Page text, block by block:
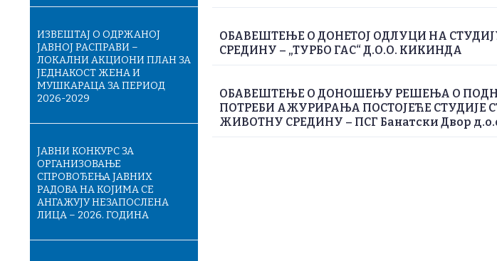
ИЗВЕШТАЈ О ОДРЖАНОЈ
ЈАВНОЈ РАСПРАВИ –
ЛОКАЛНИ АКЦИОНИ ПЛАН ЗА
ЈЕДНАКОСТ ЖЕНА И
МУШКАРАЦА ЗА ПЕРИОД
2026-2029
ЈАВНИ КОНКУРС ЗА
ОРГАНИЗОВАЊЕ
СПРОВОЂЕЊА ЈАВНИХ
РАДОВА НА КОЈИМА СЕ
АНГАЖУЈУ НЕЗАПОСЛЕНА
ЛИЦА – 2026. ГОДИНА
ОБАВЕШТЕЊЕ О ДОНЕТОЈ ОДЛУЦИ НА
СРЕДИНУ – „ТУРБО ГАС“ Д.О.О. КИКИНДА
ОБАВЕШТЕЊЕ О ДОНОШЕЊУ РЕШЕЊА О
ПОТРЕБИ АЖУРИРАЊА ПОСТОЈЕЋЕ СТУДИЈЕ
ЖИВОТНУ СРЕДИНУ – ПСГ Банатски Двор